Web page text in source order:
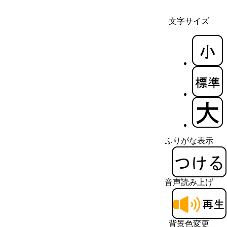
文字サイズ
ふりがな表示
音声読み上げ
背景色変更